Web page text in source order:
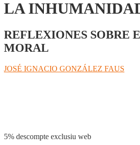
LA
REFLEXIONES SOBRE
MORAL
JOSÉ IGNACIO GONZÁLEZ FAUS
5% descompte exclusiu web